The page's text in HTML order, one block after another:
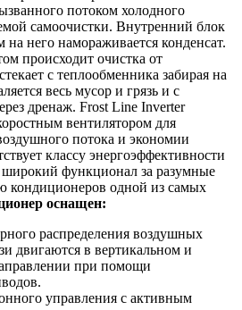
потоком холодного
самоочистки. Внутренний блок
на него намораживается конденсат.
происходит очистка от
с теплообменника забирая на
весь мусор и грязь и с
дренаж. Frost Line Inverter
вентилятором для
потока и экономии
классу энергоэффективности
функционал за разумные
кондиционеров одной из самых
оснащен:
распределения воздушных
двигаются в вертикальном и
при помощи
управления с активным